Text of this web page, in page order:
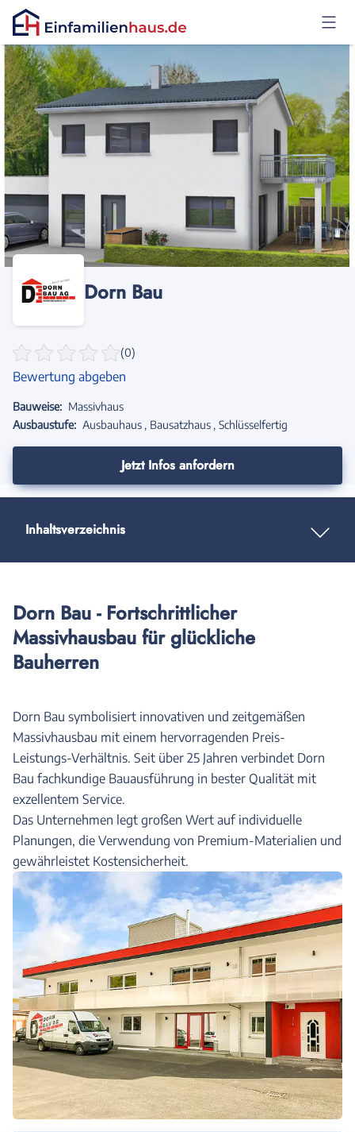
Anmelden
Dorn Bau
(0)
Bewertung abgeben
Bauweise: Massivhaus
Ausbaustufe: Ausbauhaus Bausatzhaus Schlüsselfertig
Jetzt Infos anfordern
Inhaltsverzeichnis
Dorn Bau - Fortschrittlicher
Massivhausbau für glückliche
Bauherren
Dorn Bau symbolisiert innovativen und zeitgemäßen
Massivhausbau mit einem hervorragenden Preis-
Leistungs-Verhältnis. Seit über 25 Jahren verbindet Dorn
Bau fachkundige Bauausführung in bester Qualität mit
exzellentem Service.
Das Unternehmen legt großen Wert auf individuelle
Planungen, die Verwendung von Premium-Materialien und
gewährleistet Kostensicherheit.